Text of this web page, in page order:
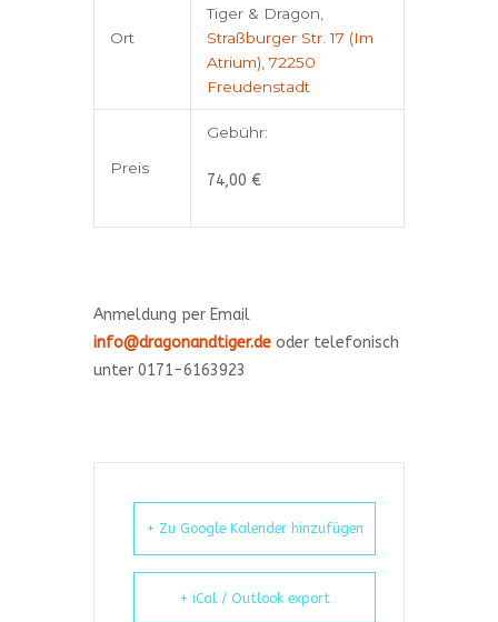
Ort
Tiger & Dragon,
Straßburger Str. 17 (Im
Atrium), 72250
Freudenstadt
Preis
Gebühr:
74,00 €
Anmeldung per Email
info@dragonandtiger.de oder telefonisch
unter 0171-6163923
+ Zu Google Kalender hinzufügen
+ iCal / Outlook export